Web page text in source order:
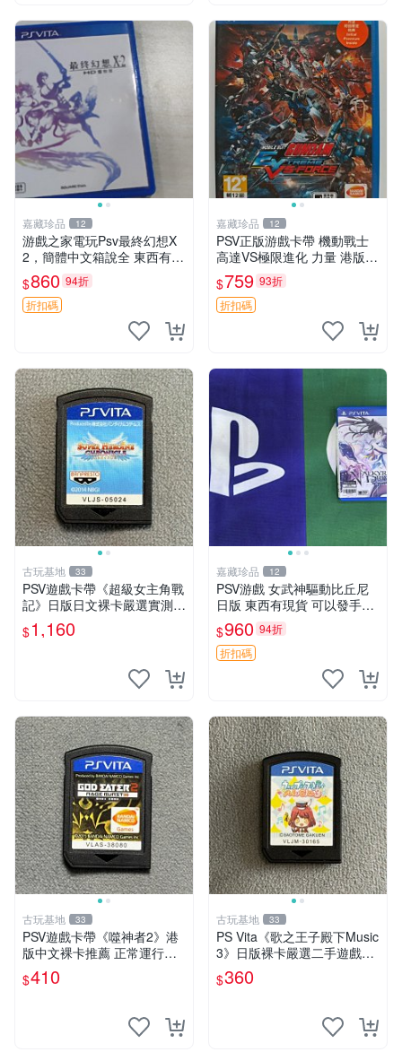
嘉藏珍品 12
游戲之家電玩Psv最終幻想X
2，簡體中文箱說全 東西有現
貨 可以發手物品 無質量問題
售不退不換
$860 94折
折扣碼
嘉藏珍品 12
PSV正版游戲卡帶 機動戰士
高達VS極限進化 力量 港版中
文 盒裝全新未開封，支持所
有日版，港版或其他地區的P
SV游戲機主機，（除外），
$759 93折
折扣碼
古玩基地 33
PSV遊戲卡帶《超級女主角戰
記》日版日文裸卡嚴選實測正
常索尼專用 超級女主角戰記
PSV 日版 裸卡
$1,160
嘉藏珍品 12
PSV游戲 女武神驅動比丘尼
日版 東西有現貨 可以發手物
品 無質量問題售不退不換
$960 94折
折扣碼
古玩基地 33
PSV遊戲卡帶《噬神者2》港
版中文裸卡推薦 正常運行適
用PSV機嚴選商品 可收藏 港
版 PSV 卡帶 噴射型 獎杯機
$410
古玩基地 33
PS Vita《歌之王子殿下Music
3》日版裸卡嚴選二手遊戲，
實測功能正常，僅售不退不換
psv psp vita 卡帶
$360